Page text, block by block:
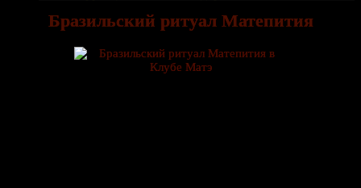
Бразильский ритуал Матепития